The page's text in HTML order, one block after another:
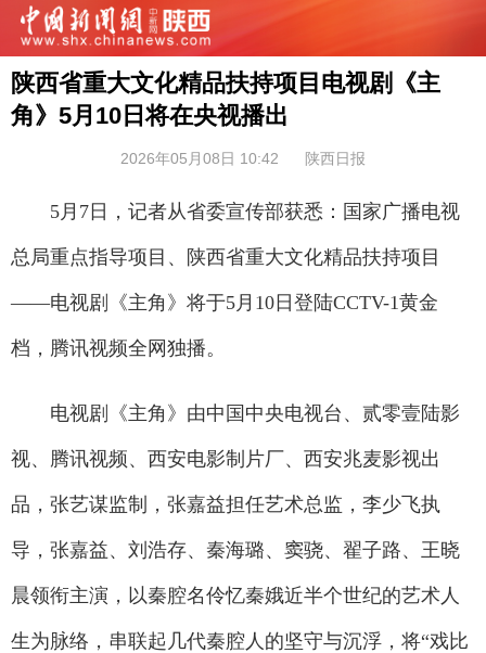
陕西省重大文化精品扶持项目电视剧《主
角》5月10日将在央视播出
2026年05月08日 10:42 陕西日报
5月7日，记者从省委宣传部获悉：国家广播电视
总局重点指导项目、陕西省重大文化精品扶持项目
——电视剧《主角》将于5月10日登陆CCTV-1黄金
档，腾讯视频全网独播。
电视剧《主角》由中国中央电视台、贰零壹陆影
视、腾讯视频、西安电影制片厂、西安兆麦影视出
品，张艺谋监制，张嘉益担任艺术总监，李少飞执
导，张嘉益、刘浩存、秦海璐、窦骁、翟子路、王晓
晨领衔主演，以秦腔名伶忆秦娥近半个世纪的艺术人
生为脉络，串联起几代秦腔人的坚守与沉浮，将“戏比